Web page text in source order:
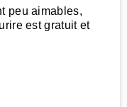
peu aimables,
est gratuit et